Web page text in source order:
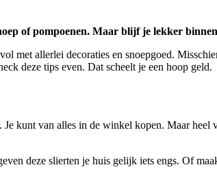
of pompoenen. Maar blijf je lekker
met allerlei decoraties en snoepgoed.
deze tips even. Dat scheelt je een hoop geld.
kunt van alles in de winkel kopen. Maar
deze slierten je huis gelijk iets engs. Of